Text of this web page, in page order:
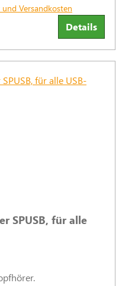
Versandkosten
Details
SPUSB, für alle